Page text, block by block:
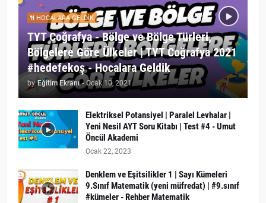
HOCALARA GELDIK
TYT Coğrafya - Bölge ve Bölge Türleri,
Bölgelere Göre Ülkeler | TYT Coğrafya 2021
#hedefekoş - Hocalara Geldik
by Eğitim Ekranı - Ocak 10, 2021
Elektriksel Potansiyel | Paralel Levhalar |
Yeni Nesil AYT Soru Kitabı | Test #4 - Umut
Öncül Akademi
Ocak 22, 2023
Denklem ve Eşitsilikler 1 | Sayı Kümeleri
9.Sınıf Matematik (yeni müfredat) | #9.sınıf
#kümeler - Rehber Matematik